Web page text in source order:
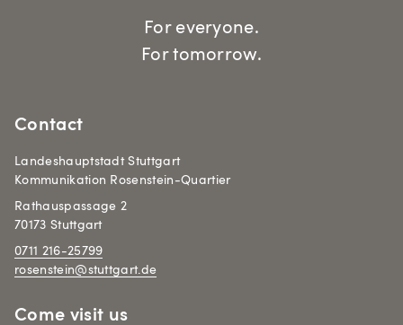
For everyone.
For tomorrow.
Contact
Landeshauptstadt Stuttgart
Kommunikation Rosenstein-Quartier
Rathauspassage 2
70173 Stuttgart
0711 216-25799
rosenstein@stuttgart.de
Come visit us